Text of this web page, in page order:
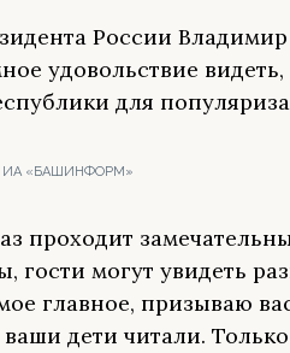
России
удовольствие
для
ИА «БАШИНФОРМ»
проходит
гости могут увидеть
главное, призываю
ваши дети читали.